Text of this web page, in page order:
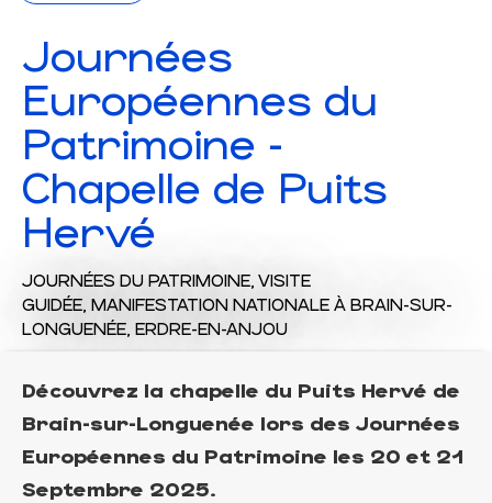
Journées
Européennes du
Patrimoine -
Chapelle de Puits
Hervé
JOURNÉES DU PATRIMOINE, VISITE
GUIDÉE, MANIFESTATION NATIONALE À BRAIN-SUR-
LONGUENÉE, ERDRE-EN-ANJOU
Découvrez la chapelle du Puits Hervé de
Brain-sur-Longuenée lors des Journées
Européennes du Patrimoine les 20 et 21
Septembre 2025.